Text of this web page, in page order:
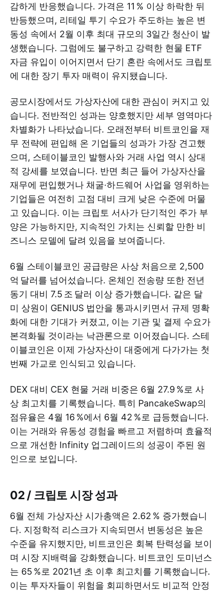
감하게 반응했습니다. 가격은 11 % 이상 하락한 뒤
반등했으며, 리테일 투기 수요가 주도하는 높은 변
동성 속에서 2월 이후 최대 규모의 3일간 청산이 발
생했습니다. 그럼에도 불구하고 강력한 현물 ETF
자금 유입이 이어지면서 단기 혼란 속에서도 크립토
에 대한 장기 투자 매력이 유지됐습니다.
공모시장에서도 가상자산에 대한 관심이 커지고 있
습니다. 전반적인 성과는 양호했지만 세부 영역마다
차별화가 나타났습니다. 오래전부터 비트코인을 재
무 전략에 편입해 온 기업들의 성과가 가장 견고했
으며, 스테이블코인 발행사와 거래 사업 역시 상대
적 강세를 보였습니다. 반면 최근 들어 가상자산을
재무에 편입했거나 채굴·하드웨어 사업을 영위하는
기업들은 여전히 고점 대비 크게 낮은 수준에 머물
고 있습니다. 이는 크립토 서사가 단기적인 주가 부
양은 가능하지만, 지속적인 가치는 신뢰할 만한 비
즈니스 모델에 달려 있음을 보여줍니다.
6월 스테이블코인 공급량은 사상 처음으로 2,500
억 달러를 넘어섰습니다. 온체인 전송량 또한 전년
동기 대비 7.5 조 달러 이상 증가했습니다. 같은 달
미 상원이 GENIUS 법안을 통과시키면서 규제 명확
화에 대한 기대가 커졌고, 이는 기관 및 결제 수요가
본격화될 것이라는 낙관론으로 이어졌습니다. 스테
이블코인은 이제 가상자산이 대중에게 다가가는 첫
번째 가교로 인식되고 있습니다.
DEX 대비 CEX 현물 거래 비중은 6월 27.9 %로 사
상 최고치를 기록했습니다. 특히 PancakeSwap의
점유율은 4월 16 %에서 6월 42 %로 급등했습니다.
이는 거래와 유동성 경험을 빠르고 저렴하며 효율적
으로 개선한 Infinity 업그레이드의 성공이 주된 원
인으로 보입니다.
02 / 크립토 시장 성과
6월 전체 가상자산 시가총액은 2.62 % 증가했습니
다. 지정학적 리스크가 지속되면서 변동성은 높은
수준을 유지했지만, 비트코인은 회복 탄력성을 보이
며 시장 지배력을 강화했습니다. 비트코인 도미넌스
는 65 %로 2021년 초 이후 최고치를 기록했습니다.
이는 투자자들이 위험을 회피하면서도 비교적 안정